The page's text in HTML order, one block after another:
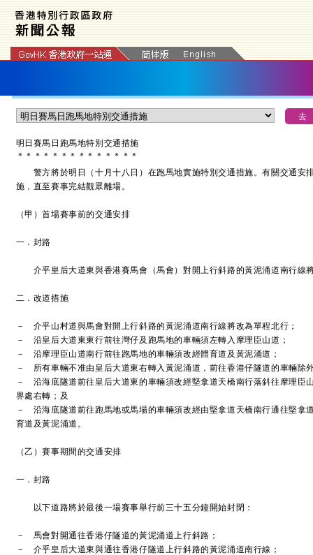
明日賽馬日跑馬地特別交通措施
＊ ＊ ＊ ＊ ＊ ＊ ＊ ＊ ＊ ＊ ＊ ＊ ＊ ＊
警方將於明日（十月十八日）在跑馬地實施特別交通措施。有關交通安
施，直至賽事完結觀眾離場。
（甲）首場賽事前的交通安排
一．封路
介乎皇后大道東與香港賽馬會（馬會）對開上行斜路的黃泥涌道南行線
二．改道措施
－ 介乎山村道與馬會對開上行斜路的黃泥涌道南行線將改為單程北行；
－ 沿皇后大道東東行前往灣仔及跑馬地的車輛須左轉入摩理臣山道；
－ 沿摩理臣山道南行前往跑馬地的車輛須改經體育道及黃泥涌道；
－ 所有車輛不准由皇后大道東右轉入黃泥涌道，前往香港仔隧道的車輛除
－ 沿海底隧道前往皇后大道東的車輛須改經堅拿道天橋南行落斜往摩理臣
界處右轉；及
－ 沿海底隧道前往跑馬地或馬場的車輛須改經由堅拿道天橋南行通往堅拿
育道及黃泥涌道。
（乙）賽事期間的交通安排
一．封路
以下道路將於最後一場賽事舉行前三十五分鐘開始封閉：
－ 馬會對開通往香港仔隧道的黃泥涌道上行斜路；
－ 介乎皇后大道東與通往香港仔隧道上行斜路的黃泥涌道南行線；